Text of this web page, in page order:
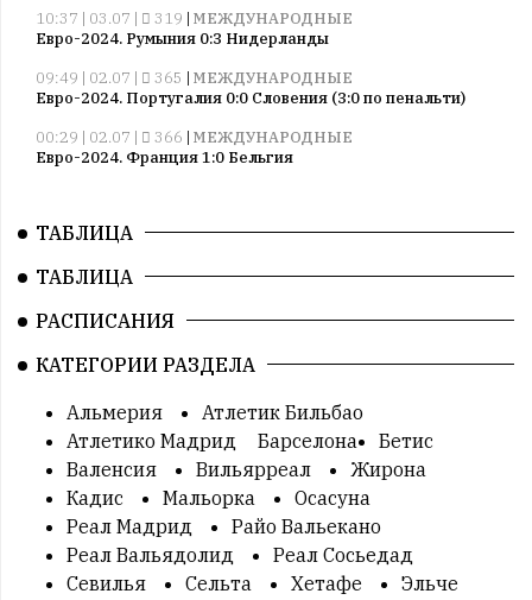
10:37 | 03.07 |
319 | МЕЖДУНАРОДНЫЕ
Евро-2024. Румыния 0:3 Нидерланды
09:49 | 02.07 |
365 | МЕЖДУНАРОДНЫЕ
Евро-2024. Португалия 0:0 Словения (3:0 по пенальти)
00:29 | 02.07 |
366 | МЕЖДУНАРОДНЫЕ
Евро-2024. Франция 1:0 Бельгия
Евро-2024. Чехия 1:2 Турция
09:44 | 27.06 | 269 |МЕЖДУНАРОДНЫЕ
09:22 | 27.06 | 312|МЕЖДУНАРОДНЫЕ
02:17 | 26.06 | 310 |МЕЖДУНАРОДНЫЕ
Евро-2024. Дания 0:0 Сербия
02:10 | 26.06 |
304|МЕЖДУНАРОДНЫЕ
Евро-2024. Англия 0:0 Словения
00:10 | 26.06 |
313|МЕЖДУНАРОДНЫЕ
Евро-2024. Нидерланды 2:3 Австрия
ТАБЛИЦА
ТАБЛИЦА
РАСПИСАНИЯ
КАТЕГОРИИ РАЗДЕЛА
Альмерия
Атлетик Бильбао
Атлетико Мадрид
Барселона
Бетис
Валенсия
Вильярреал
Жирона
Кадис
Мальорка
Осасуна
Реал Мадрид
Райо Вальекано
Реал Вальядолид
Реал Сосьедад
Севилья
Сельта Хетафе
Эльче